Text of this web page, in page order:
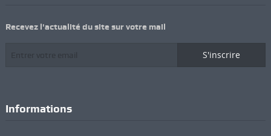
Recevez l'actualité du site sur votre mail
S'inscrire
Informations